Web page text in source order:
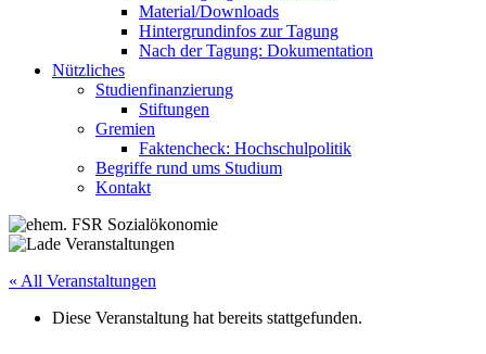
Material/Downloads
Hintergrundinfos zur Tagung
Nach der Tagung: Dokumentation
Nützliches
Studienfinanzierung
Stiftungen
Gremien
Faktencheck: Hochschulpolitik
Begriffe rund ums Studium
Kontakt
« All Veranstaltungen
Diese Veranstaltung hat bereits stattgefunden.